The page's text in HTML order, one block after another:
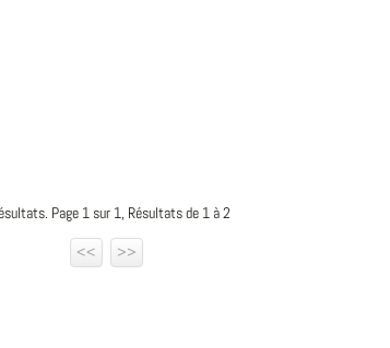
Page 1 sur 1, Résultats de 1 à 2
<<
>>